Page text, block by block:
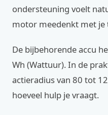
ondersteuning voelt
motor meedenkt met je
De bijbehorende accu
Wh (Wattuur). In de
actieradius van 80 tot
hoeveel hulp je vraagt.